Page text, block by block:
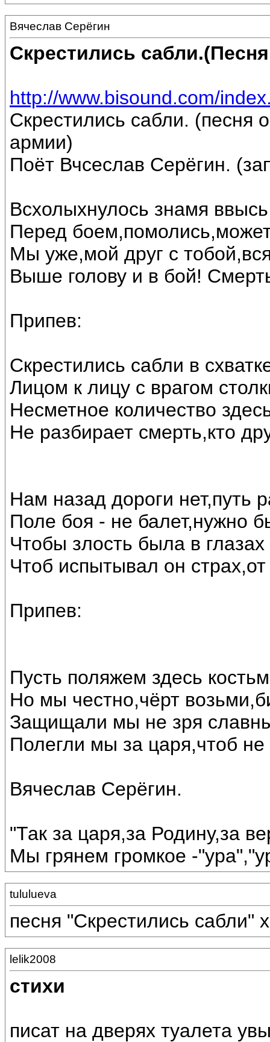
Вячеслав Серёгин
Скрестились
http://www.bisound.com/
Скрестились сабли. (песня
армии)
Поёт Вчсеслав Серёгин.
Всхолыхнулось знамя
Перед
Мы уже,мой друг с
Выше голову и в бой!
Припев:
Скрестились сабли в
Лицом к лицу с врагом
Несметное количество
Не разбирает смерть,кто
Нам назад дороги нет,путь
Поле боя - не балет,нужно
Чтобы злость была в глазах
Чтоб испытывал он страх,от
Припев:
Пусть поляжем здесь
Но мы честно,чёрт
Защищали мы не зря
Полегли мы за царя,чтоб не
Вячеслав Серёгин.
"Так за царя,за Родину,за
Мы грянем громкое -
tululueva
песня "Скрестились
lelik2008
стихи
писат на дверях туалета